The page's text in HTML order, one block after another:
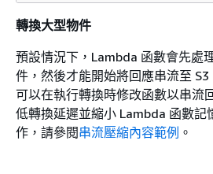
轉換大型物件
預設情況下，Lambda 函數會先處
件，然後才能開始將回應串流至
可以在執行轉換時修改函數以串流
低轉換延遲並縮小 Lambda 函數記
作，請參閱串流壓縮內容範例 。